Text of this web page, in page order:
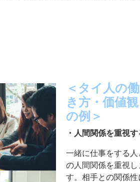
＜タイ人の働
き方・価値観
の例＞
・人間関係を重視す
一緒に仕事をする人
の人間関係を重視し
す。相手との関係性